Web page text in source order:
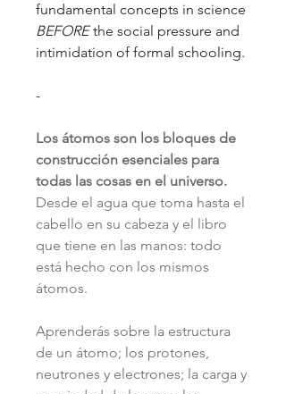
fundamental concepts in science
BEFOREthe social pressure and
intimidation of formal schooling.
-
Los átomos son los bloques de
construcción esenciales para
todas las cosas en el universo.
Desde el agua que toma hasta el
cabello en su cabeza y el libro
que tiene en las manos: todo
está hecho con los mismos
átomos.
Aprenderás sobre la estructura
de un átomo; los protones,
neutrones y electrones; la carga y